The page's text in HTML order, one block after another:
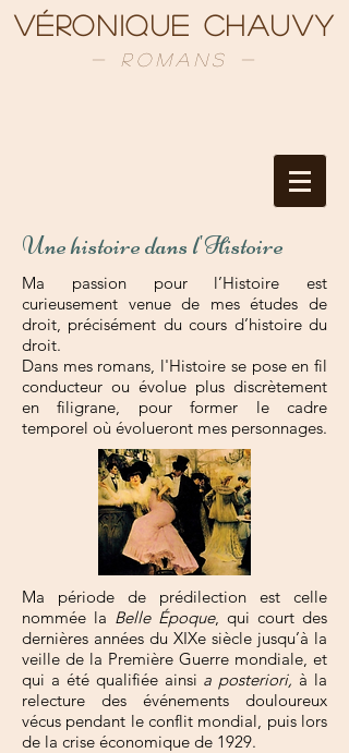
Véronique Chauvy
- Romans -
Une histoire dans l'Histoire
Ma passion pour l’Histoire est
curieusement venue de mes études de
droit, précisément du cours d’histoire du
droit.
Dans mes romans, l'Histoire se pose en fil
conducteur ou évolue plus discrètement
en filigrane, pour former le cadre
temporel où évolueront mes personnages.
Ma période de prédilection est celle
nommée la Belle Époque, qui court des
dernières années du XIXe siècle jusqu’à la
veille de la Première Guerre mondiale, et
qui a été qualifiée ainsi a posteriori, à la
relecture des événements douloureux
vécus pendant le conflit mondial, puis lors
de la crise économique de 1929.